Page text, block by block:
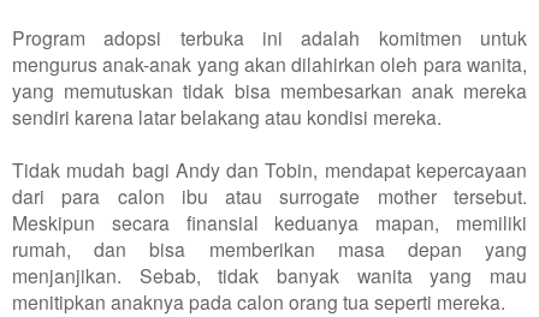
Program adopsi terbuka ini adalah komitmen untuk
mengurus anak-anak yang akan dilahirkan oleh para wanita,
yang memutuskan tidak bisa membesarkan anak mereka
sendiri karena latar belakang atau kondisi mereka.
Tidak mudah bagi Andy dan Tobin, mendapat kepercayaan
dari para calon ibu atau surrogate mother tersebut.
Meskipun secara finansial keduanya mapan, memiliki
rumah, dan bisa memberikan masa depan yang
menjanjikan. Sebab, tidak banyak wanita yang mau
menitipkan anaknya pada calon orang tua seperti mereka.